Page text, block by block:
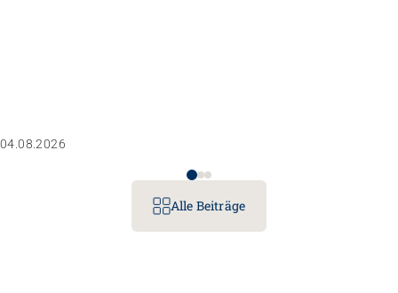
04.08.2026
Alle Beiträge